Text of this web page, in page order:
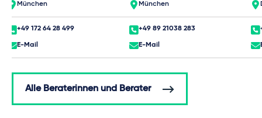
München
+49 172 64 28 499
E-Mail
München
+49 89 21038 283
E-Mail
Alle Beraterinnen und Berater